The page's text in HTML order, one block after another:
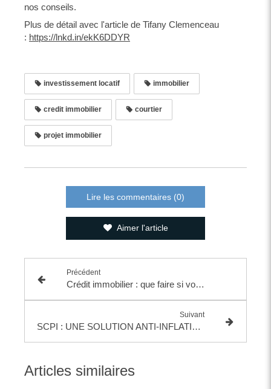
nos conseils.
‍Plus de détail avec l'article de Tifany Clemenceau
: https://lnkd.in/ekK6DDYR
investissement locatif immobilier
credit immobilier courtier
projet immobilier
Lire les commentaires (0)
Aimer l'article
Précédent
Crédit immobilier : que faire si votre dossier est rejeté ?
Suivant
SCPI : UNE SOLUTION ANTI-INFLATION?
Articles similaires